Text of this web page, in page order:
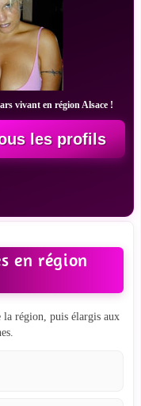
vivant en région Alsace !
les profils
en région
la région, puis élargis aux